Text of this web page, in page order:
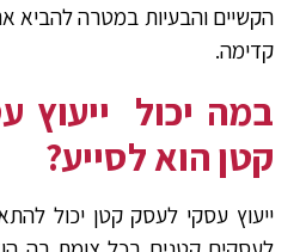
הקשיים והבעיות במטרה להביא
קדימה.
במה יכול ייעוץ
קטן הוא לסייע?
ייעוץ עסקי לעסק קטן יכול